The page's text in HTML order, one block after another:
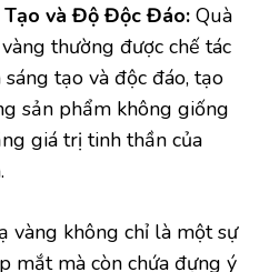
Tạo và Độ Độc Đáo: Quà
thường được chế tác
sáng tạo và độc đáo, tạo
sản phẩm không giống
giá trị tinh thần của
vàng không chỉ là một sự
mắt mà còn chứa đựng ý